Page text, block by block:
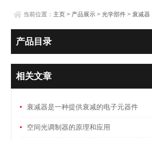
当前位置： 主页 > 产品展示 >光学部件 >衰减器
产品目录
相关文章
衰减器是一种提供衰减的电子元器件
空间光调制器的原理和应用